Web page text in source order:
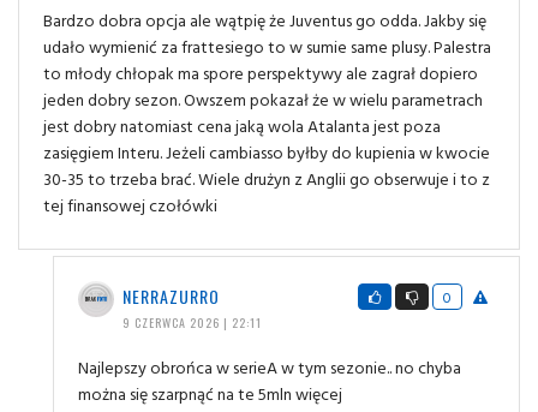
Bardzo dobra opcja ale wątpię że Juventus go odda. Jakby się
udało wymienić za frattesiego to w sumie same plusy. Palestra
to młody chłopak ma spore perspektywy ale zagrał dopiero
jeden dobry sezon. Owszem pokazał że w wielu parametrach
jest dobry natomiast cena jaką wola Atalanta jest poza
zasięgiem Interu. Jeżeli cambiasso byłby do kupienia w kwocie
30-35 to trzeba brać. Wiele drużyn z Anglii go obserwuje i to z
tej finansowej czołówki
NERRAZURRO
9 CZERWCA 2026 | 22:11
0
Najlepszy obrońca w serieA w tym sezonie.. no chyba
można się szarpnąć na te 5mln więcej